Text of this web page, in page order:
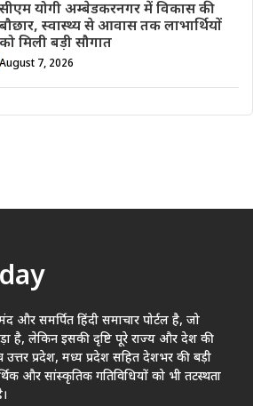
सीएम योगी अम्बेडकरनगर में विकास की
बौछार, स्वास्थ्य से आवास तक लाभार्थियों
मिली बड़ी सौगात
7, 2026
और समर्पित हिंदी समाचार पोर्टल है, जो
है, लेकिन इसकी दृष्टि पूरे राज्य और देश की
प्रदेश, मध्य प्रदेश सहित देशभर की बड़ी
और सांस्कृतिक गतिविधियों को भी तटस्थता